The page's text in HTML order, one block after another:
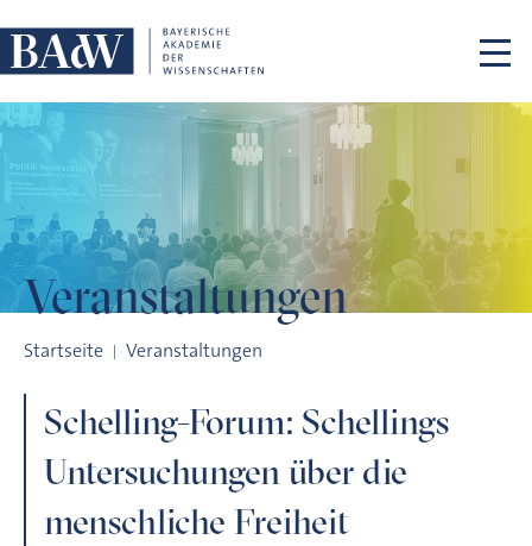
Veranstaltungen
Startseite Veranstaltungen
Schelling-Forum: Schellings
Untersuchungen über die
menschliche Freiheit